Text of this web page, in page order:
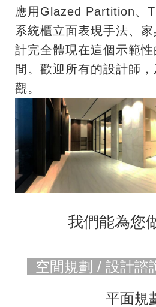
應用Glazed Partition、
系統櫃立面表現手法、
計完全體現在這個示範
間。歡迎所有的設計師
觀。
我們能為您
空間規劃 / 設計諮
平面規